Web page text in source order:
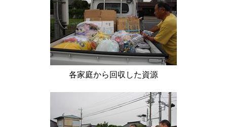
各家庭から回収した資源